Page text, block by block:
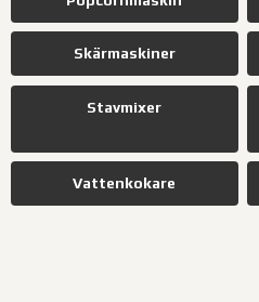
Skärmaskiner
Stavmixer
Vattenkokare